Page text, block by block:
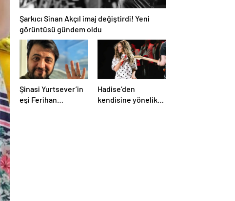
Şarkıcı Sinan Akçıl imaj değiştirdi! Yeni
görüntüsü gündem oldu
Şinasi Yurtsever’in
eşi Ferihan
Hadise’den
kendisine yönelik